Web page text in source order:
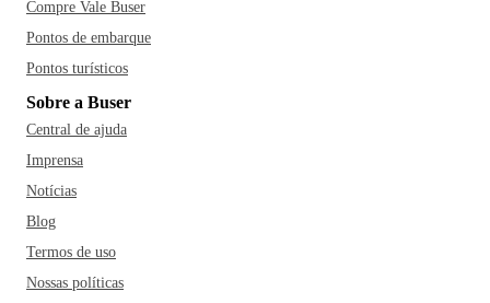
Compre Vale Buser
Pontos de embarque
Pontos turísticos
Sobre a Buser
Central de ajuda
Imprensa
Notícias
Blog
Termos de uso
Nossas políticas